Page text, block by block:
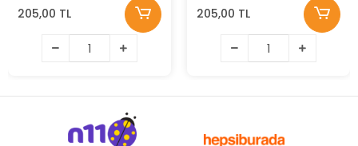
205,00 TL 205,00 TL